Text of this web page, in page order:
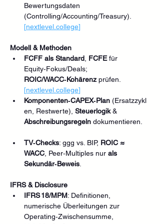
Bewertungsdaten
(Controlling/Accounting/Treasury).
[nextlevel.college]
Modell & Methoden
FCFF als Standard FCFE für
Equity‑Fokus/Deals;
ROIC/WACC‑Kohärenz prüfen.
[nextlevel.college]
Komponenten‑CAPEX‑Plan (Ersatzzykl
en, Restwerte), Steuerlogik &
Abschreibungsregeln dokumentieren.
TV‑Checks: ggg vs. BIP, ROIC ≈
WACC , Peer‑Multiples nur als
Sekundär‑Beweis
IFRS & Disclosure
IFRS 18/MPM: Definitionen,
numerische Überleitungen zur
Operating‑Zwischensumme,